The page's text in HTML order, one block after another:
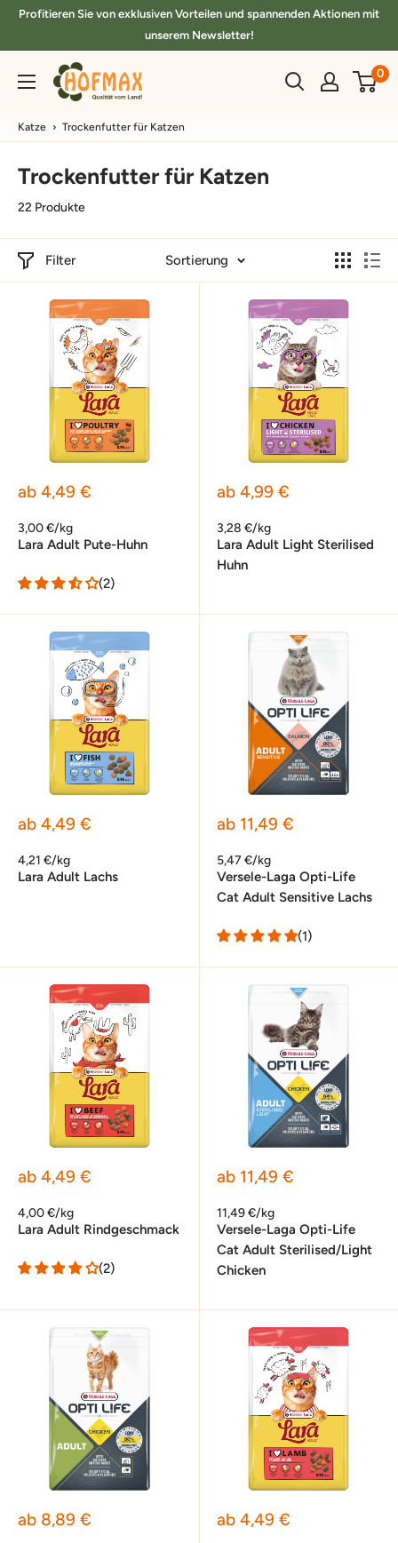
DirektProfitieren Sie von exklusiven Vorteilen und spannenden Aktionen mit
unserem Newsletter!
hofmax.de 0
Katze › Trockenfutter für Katzen
Trockenfutter für Katzen
22 Produkte
Filter Sortierung
Sonderpreis
ab 4,49 €
3,00 €/kg
Lara Adult Pute-Huhn
(2)
Sonderpreis
ab 4,99 €
3,28 €/kg
Lara Adult Light Sterilised
Huhn
Sonderpreis
ab 4,49 €
4,21 €/kg
Lara Adult Lachs
Sonderpreis
ab 11,49 €
5,47 €/kg
Versele-Laga Opti-Life
Cat Adult Sensitive Lachs
(1)
Sonderpreis
ab 4,49 €
4,00 €/kg
Lara Adult Rindgeschmack
(2)
Sonderpreis
ab 11,49 €
11,49 €/kg
Versele-Laga Opti-Life
Cat Adult Sterilised/Light
Chicken
Sonderpreis
ab 8,89 € Sonderpreis
ab 4,49 €